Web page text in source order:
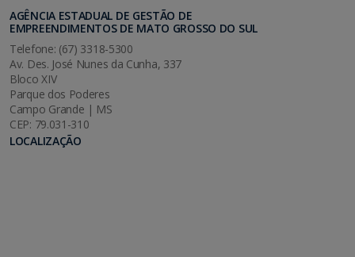
AGÊNCIA ESTADUAL DE GESTÃO DE
EMPREENDIMENTOS DE MATO GROSSO DO SUL
Telefone: (67) 3318-5300
Av. Des. José Nunes da Cunha, 337
Bloco XIV
Parque dos Poderes
Campo Grande | MS
CEP: 79.031-310
LOCALIZAÇÃO